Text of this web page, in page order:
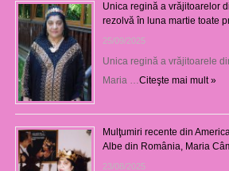
Unica regină a vrăjitoarelor
rezolvă în luna martie toate
25/09/2025
Unica regină a vrăjitoarele
Maria …Citeşte mai mult »
Mulţumiri recente din
Albe din România, Maria
23/08/2025